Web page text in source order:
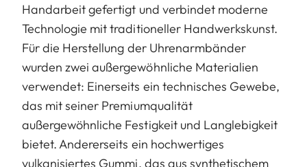
Handarbeit gefertigt und verbindet moderne
Technologie mit traditioneller Handwerkskunst.
Für die Herstellung der Uhrenarmbänder
wurden zwei außergewöhnliche Materialien
verwendet: Einerseits ein technisches Gewebe,
das mit seiner Premiumqualität
außergewöhnliche Festigkeit und Langlebigkeit
bietet. Andererseits ein hochwertiges
vulkanisiertes Gummi, das aus synthetischem